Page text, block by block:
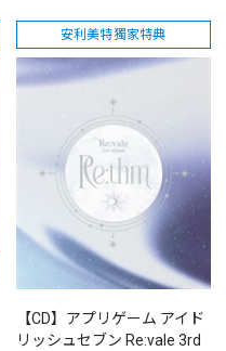
安利美特獨家特典
【CD】アプリゲーム アイド
リッシュセブン Re:vale 3rd